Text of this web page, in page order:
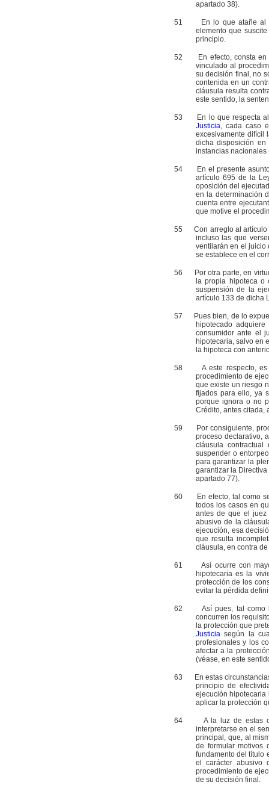
apartado 38).
51 En lo que atañe al
elemento que
principio.
52 En efecto, consta en
vinculado al
su decisión final, no
contenida en un
cláusula resulta
este sentido, la
53 En lo que respecta al
Justicia, cada caso
excesivamente difícil
dicha disposición
instancias nacionales
54En el presente asunto,
artículo 695 de la
oposición del
en la determinación
cuenta entre
que motive el
55 Con arreglo al artículo
incluso las que
ventilarán en el juicio
se establece en el
56 Por otra parte, en
la propia hipoteca
suspensión de la
artículo 133 de dicha
57 Pues bien, de lo
hipotecado
consumidor ante el
hipotecaria, salvo en
la hipoteca con
58A este respecto, es
procedimiento de
que existe un riesgo
fijados para ello, ya
porque ignora o no
Crédito, antes citada,
59 Por consiguiente,
proceso declarativo,
cláusula
suspender o
para garantizar la
garantizar la
apartado 77).
60En efecto, tal como
todos los casos en
antes de que el
abusivo de la
ejecución, esa
que resulta
cláusula, en contra
61 Así ocurre con mayor
hipotecaria es la
protección de los
evitar la pérdida
62 Así pues, tal como ha
concurren los
la protección que
Justiciasegún la
profesionales y los
afectar a la
(véase, en este
63 En estas
principio de
ejecución hipotecaria
aplicar la protección
64A la luz de estas
interpretarse en el
principal, que, al
de formular motivos
fundamento del título
el carácter abusivo
procedimiento de
de su decisión final.